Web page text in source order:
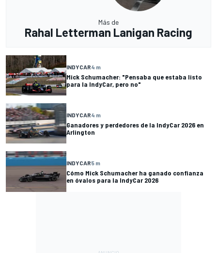
Más de
Rahal Letterman Lanigan Racing
INDYCAR4 m
Mick Schumacher: "Pensaba que estaba listo
para la IndyCar, pero no"
INDYCAR4 m
Ganadores y perdedores de la IndyCar 2026 en
Arlington
INDYCAR5 m
Cómo Mick Schumacher ha ganado confianza
en óvalos para la IndyCar 2026